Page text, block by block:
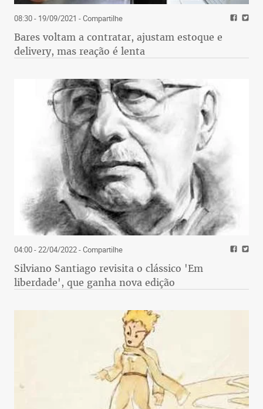
08:30 - 19/09/2021 - Compartilhe
Bares voltam a contratar, ajustam estoque e
delivery, mas reação é lenta
04:00 - 22/04/2022- Compartilhe
Silviano Santiago revisita o clássico 'Em
liberdade', que ganha nova edição